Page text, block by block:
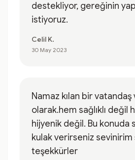
destekliyor, gereğinin
istiyoruz.
Celil K.
30 May 2023
Namaz kılan bir
olarak.hem sağlıklı değil
hijyenik değil. Bu konuda
kulak verirseniz
teşekkürler